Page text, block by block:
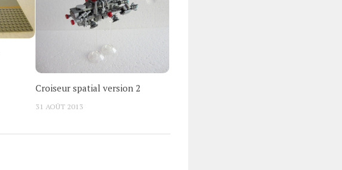
Croiseur spatial version 2
31 AOÛT 2013